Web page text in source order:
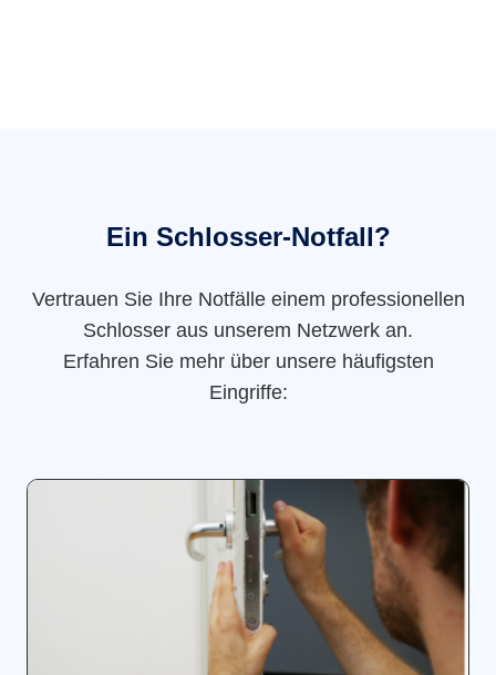
Ein Schlosser-Notfall?
Vertrauen Sie Ihre Notfälle einem professionellen
Schlosser aus unserem Netzwerk an.
Erfahren Sie mehr über unsere häufigsten
Eingriffe: